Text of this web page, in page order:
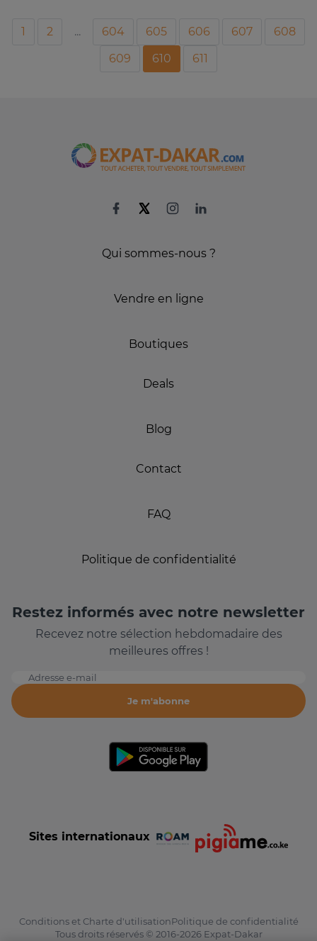
1 2 ... 604 605 606 607
608
609
610 611
Qui sommes-nous ?
Vendre en ligne
Boutiques
Deals
Blog
Contact
FAQ
Politique de confidentialité
Restez informés avec notre newsletter
Recevez notre sélection hebdomadaire des
meilleures offres !
Adresse e-mail
Je m'abonne
Sites internationaux
Conditions et Charte d'utilisationPolitique de confidentialité
Tous droits réservés © 2016-2026 Expat-Dakar